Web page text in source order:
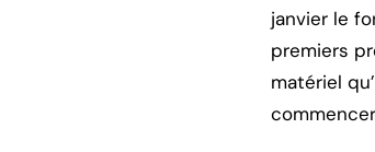
janvier le
premiers
matériel